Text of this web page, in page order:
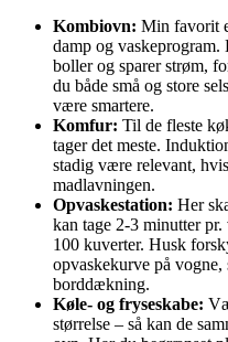
Kombiovn: Min favorit
damp og vaskeprogram.
boller og sparer strøm,
du både små og store
være smartere.
Komfur: Til de fleste
tager det meste.
stadig være relevant,
madlavningen.
Opvaskestation: Her
kan tage 2-3 minutter
100 kuverter. Husk
opvaskekurve på vogne,
borddækning.
Køle- og fryseskabe:
størrelse – så kan de